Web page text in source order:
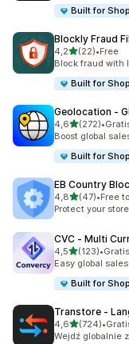
Built for
Blockly Fraud
4,2na 5 gwiazdek
(22)
Łączna liczba
•Free
Block fraud with
Built for
Geolocation ‑
4,6na 5(272)
Łączna liczba
•
Boost global
Built for
EB Country
4,8na 5 gwiazdek
(47)
Łączna liczba
•Free
Protect your
CVC ‑ Multi
4,5na 5 gwiazdek
(123)
Łączna liczba
•Gratis
Easy global
Built for
Transtore ‑
4,6na 5(724)
Łączna liczba
•
Wejdź globalnie